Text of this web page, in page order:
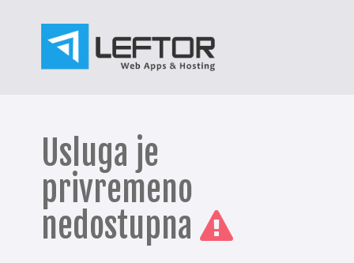
Usluga je
privremeno
nedostupna